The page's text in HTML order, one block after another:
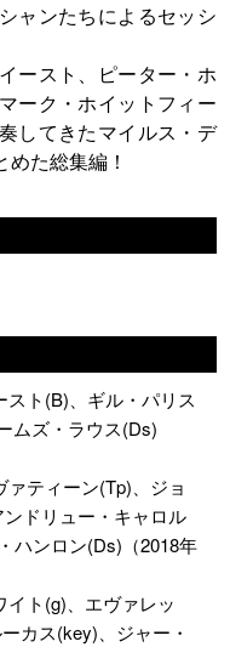
ャンたちによるセッシ
ースト、ピーター・ホ
ーク・ホイットフィー
してきたマイルス・デ
た総集編！
ト(B)、ギル・パリス
ムズ・ラウス(Ds)
ティーン(Tp)、ジョ
ドリュー・キャロル
ハンロン(Ds)（2018年
ト(g)、エヴァレッ
カス(key)、ジャー・